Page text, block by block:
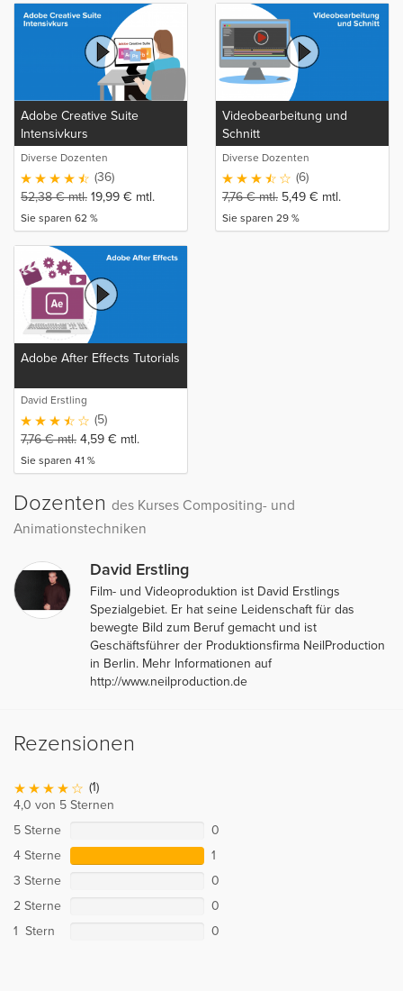
Adobe Creative Suite
Intensivkurs
Diverse Dozenten
(36)
52,38€mtl. 19,99 € mtl.
Sie sparen 62 %
Videobearbeitung und
Schnitt
Diverse Dozenten
(6)
7,76€mtl. 5,49 € mtl.
Sie sparen 29 %
Adobe After Effects Tutorials
David Erstling
(5)
7,76€mtl. 4,59 € mtl.
Sie sparen 41 %
Dozenten des Kurses Compositing- und
Animationstechniken
David Erstling
Film- und Videoproduktion ist David Erstlings
Spezialgebiet. Er hat seine Leidenschaft für das
bewegte Bild zum Beruf gemacht und ist
Geschäftsführer der Produktionsfirma NeilProduction
in Berlin. Mehr Informationen auf
http://www.neilproduction.de
Rezensionen
(1)
4,0 von 5 Sternen
5 Sterne
0
4 Sterne
1
3 Sterne
0
2 Sterne
0
1 Stern
0